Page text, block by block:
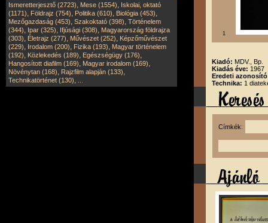
Ismeretterjesztő (2723), Mese (1554), Iskolai, oktató
(1171), Földrajz (754), Politika (610), Biológia (453),
Mezőgazdaság (453), Szakoktató (398), Történelem
(344), Ipar (325), Ifjúsági (308), Magyarország földrajza
(303), Életrajz (277), Művészet (252), Képzőművészet
(229), Irodalom (200), Fizika (193), Magyar történelem
(192), Közlekedés (189), Egészségügy (176),
Hangosított diafilm (169), Magyar irodalom (169),
Növénytan (168), Rajzfilm alapján (133),
Technikatörténet (130),
1
Kiadó: MDV., Bp.
Kiadás éve: 1967
Eredeti
Technika: 1
Címkék: